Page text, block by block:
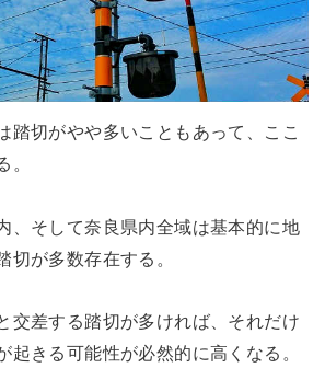
踏切がやや多いこともあって、ここ
。
、そして奈良県内全域は基本的に地
切が多数存在する。
交差する踏切が多ければ、それだけ
起きる可能性が必然的に高くなる。